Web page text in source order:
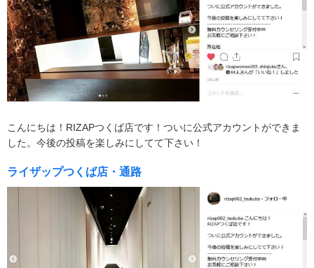
こんにちは！RIZAPつくば店です！ついに公式アカウントができま
した。今後の投稿を楽しみにしてて下さい！
ライザップつくば店・通路